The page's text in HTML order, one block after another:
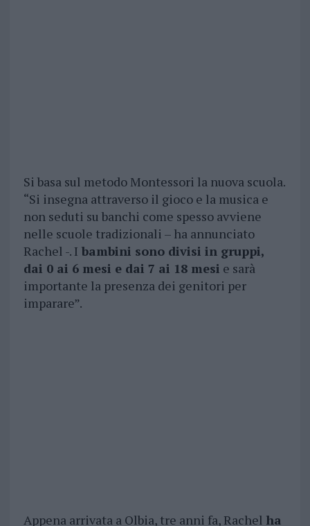
Si basa sul metodo Montessori la nuova scuola.
“Si insegna attraverso il gioco e la musica e
non seduti su banchi come spesso avviene
nelle scuole tradizionali – ha annunciato
Rachel -. I bambini sono divisi in gruppi,
dai 0 ai 6 mesi e dai 7 ai 18 mesi e sarà
importante la presenza dei genitori per
imparare”.
Appena arrivata a Olbia, tre anni fa, Rachel ha